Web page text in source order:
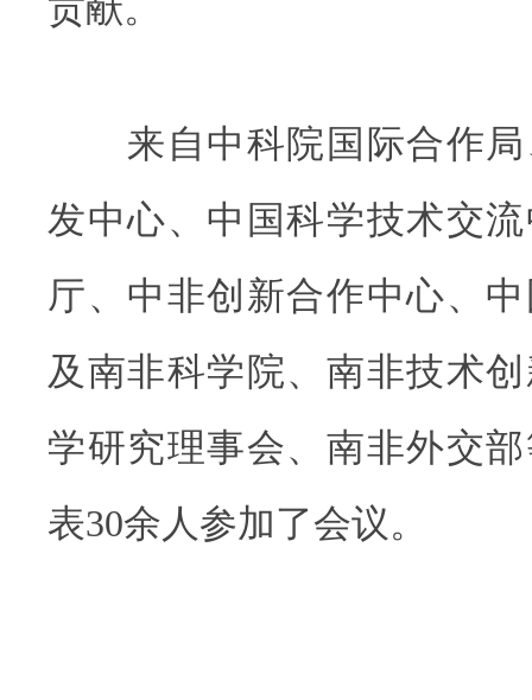
来自中科院国际合作局
发中心、中国科学技术交
厅、中非创新合作中心、
及南非科学院、南非技术
学研究理事会、南非外交
表30余人参加了会议。